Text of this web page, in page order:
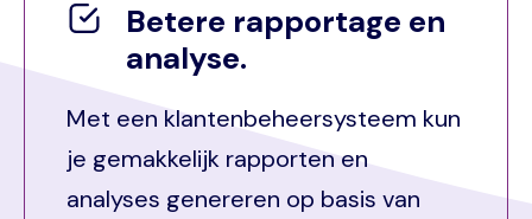
Betere rapportage en
analyse.
Met een klantenbeheersysteem kun
je gemakkelijk rapporten en
analyses genereren op basis van